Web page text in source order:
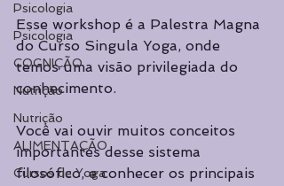
Psicologia
Psicologia
COGNIÇÃO
Nutrição
Nutrição
ALIMENTAÇÃO
Cursos de Yoga
Esse workshop é a Palestra Magna
do Curso Singula Yoga, onde
temos uma visão privilegiada do
conhecimento.
Você vai ouvir muitos conceitos
importantes desse sistema
filosófico, e conhecer os principais